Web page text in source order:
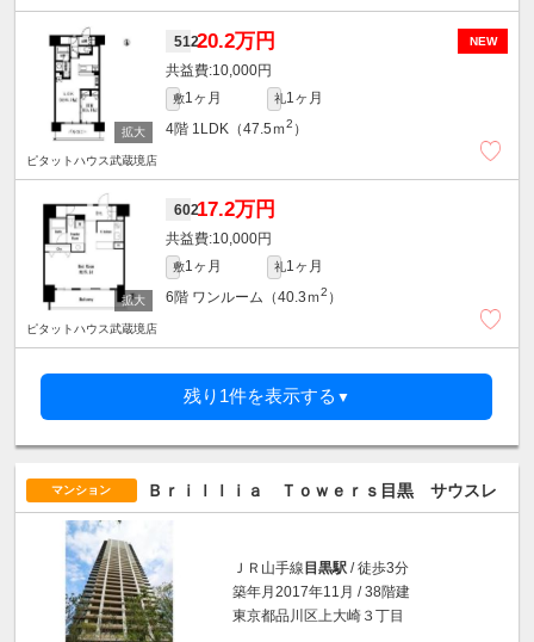
NEW
51220.2万円
10,000円
敷1ヶ月 礼1ヶ月
4階 1LDK（47.5ｍ2 ）
ピタットハウス武蔵境店
60217.2万円
10,000円
敷1ヶ月 礼1ヶ月
6階 ワンルーム（40.3ｍ2 ）
ピタットハウス武蔵境店
残り1件を表示する ▼
マンション Ｂｒｉｌｌｉａ Ｔｏｗｅｒｓ目黒 サウスレ
ＪＲ山手線 目黒駅 / 徒歩3分
築年月2017年11月 / 38階建
東京都品川区上大崎３丁目